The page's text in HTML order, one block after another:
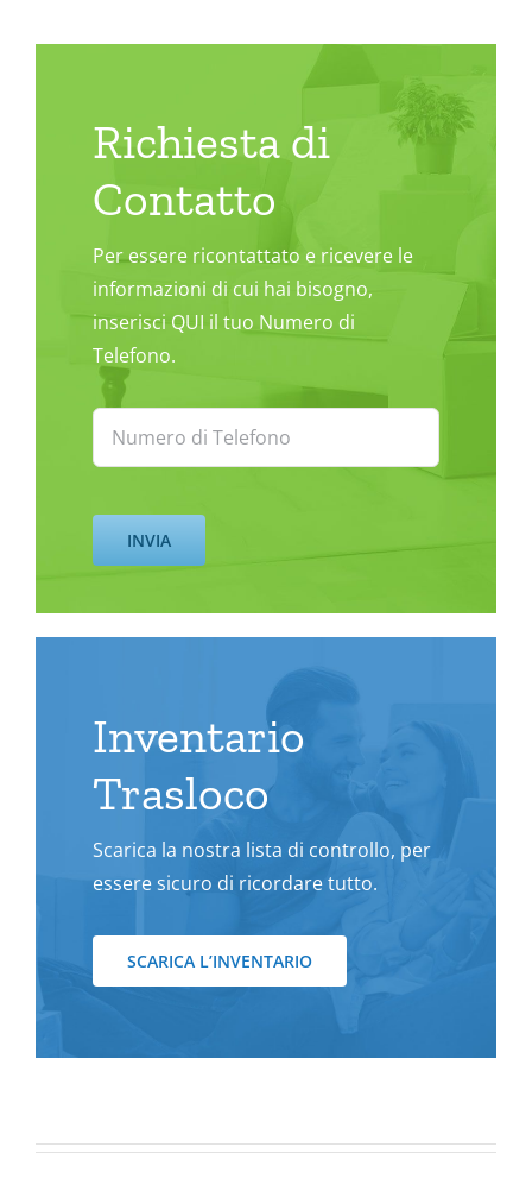
Richiesta di
Contatto
Per essere ricontattato e ricevere le
informazioni di cui hai bisogno,
inserisci QUI il tuo Numero di
Telefono.
Inventario
Trasloco
Scarica la nostra lista di controllo, per
essere sicuro di ricordare tutto.
SCARICA L’INVENTARIO